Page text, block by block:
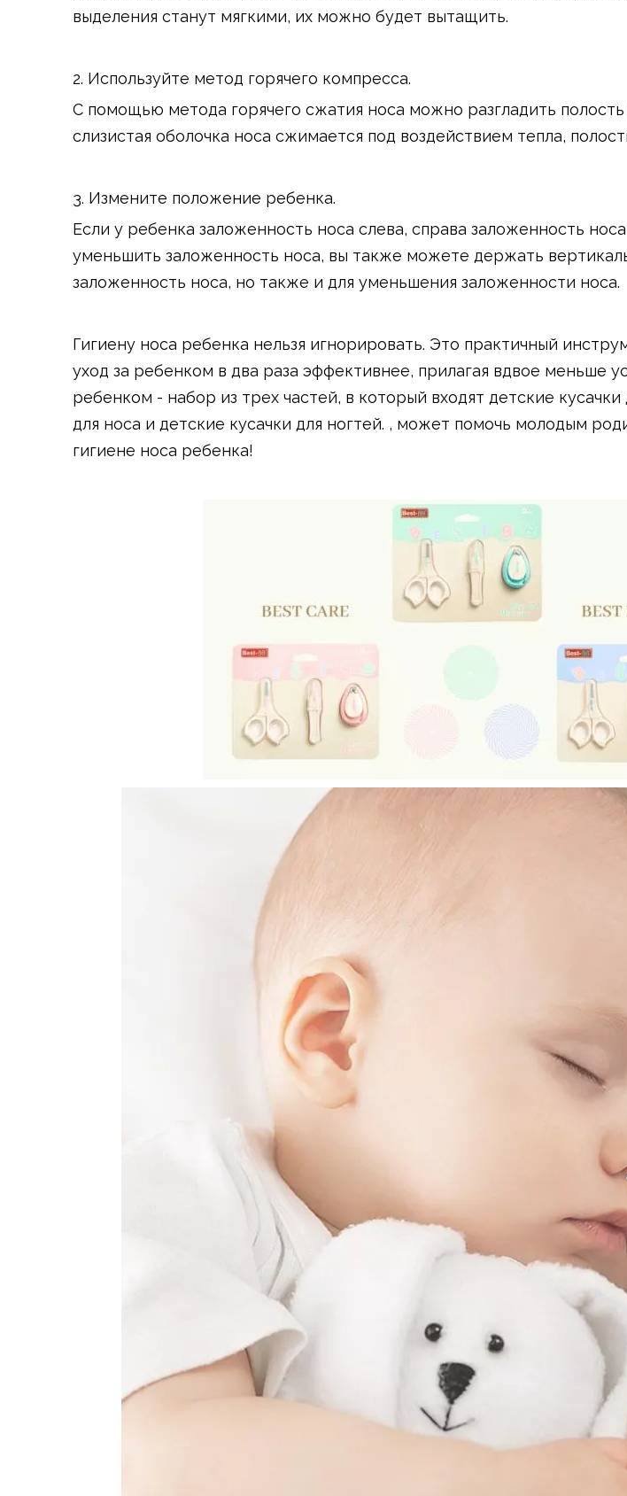
выделения станут мягкими, их можно будет вытащить.
2. Используйте метод горячего компресса.
С помощью метода горячего сжатия носа можно разгладить
слизистая оболочка носа сжимается под воздействием тепла,
3. Измените положение ребенка.
Если у ребенка заложенность носа слева, справа заложенность
уменьшить заложенность носа, вы также можете держать
заложенность носа, но также и для уменьшения заложенности носа.
Гигиену носа ребенка нельзя игнорировать. Это практичный
уход за ребенком в два раза эффективнее, прилагая вдвое меньше
ребенком - набор из трех частей, в который входят детские
для носа и детские кусачки для ногтей. , может помочь молодым
гигиене носа ребенка!